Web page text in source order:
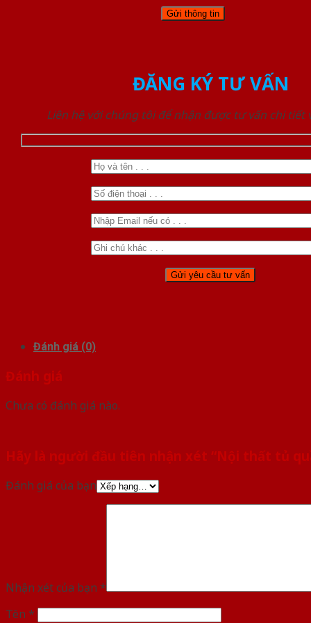
ĐĂNG KÝ TƯ VẤN
Liên hệ với chúng tôi để nhận được tư vấn chi tiết
Đánh giá (0)
Đánh giá
Chưa có đánh giá nào.
Hãy là người đầu tiên nhận xét “Nội thất tủ
Đánh giá của bạn
Nhận xét của bạn *
Tên *